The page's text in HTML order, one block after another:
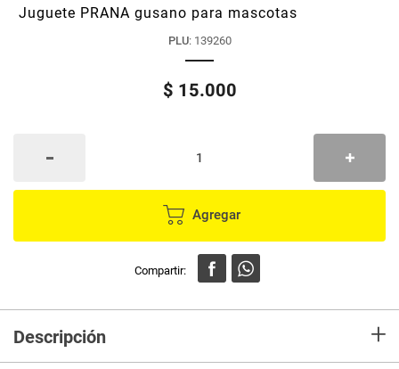
Juguete PRANA gusano para mascotas
PLU: 139260
$ 15.000
Agregar
Descripción +